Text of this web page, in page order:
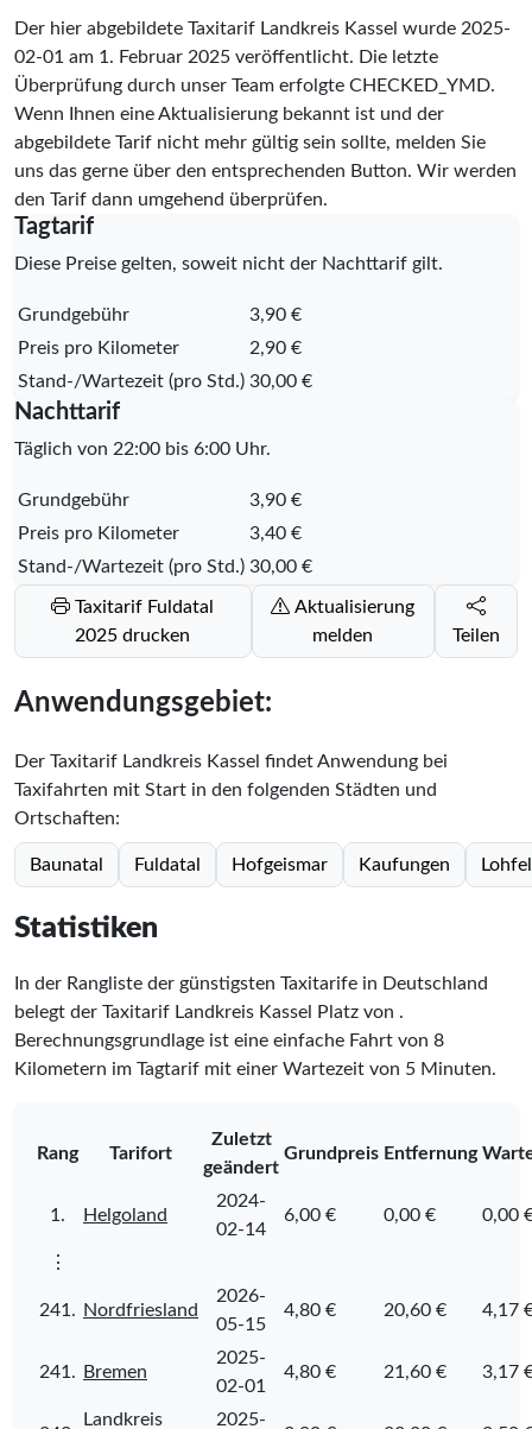
Der hier abgebildete Taxitarif Landkreis Kassel wurde 2025-
02-01 am 1. Februar 2025 veröffentlicht. Die letzte
Überprüfung durch unser Team erfolgte CHECKED_YMD.
Wenn Ihnen eine Aktualisierung bekannt ist und der
abgebildete Tarif nicht mehr gültig sein sollte, melden Sie
uns das gerne über den entsprechenden Button. Wir werden
den Tarif dann umgehend überprüfen.
Tagtarif
Diese Preise gelten, soweit nicht der Nachttarif gilt.
Grundgebühr
3,90 €
Preis pro Kilometer
2,90 €
Stand-/Wartezeit (pro Std.) 30,00 €
Nachttarif
Täglich von 22:00 bis 6:00 Uhr.
Grundgebühr
3,90 €
Preis pro Kilometer
3,40 €
Stand-/Wartezeit (pro Std.) 30,00 €
Taxitarif Fuldatal
2025 drucken
Aktualisierung
melden
Teilen
Anwendungsgebiet:
Der Taxitarif Landkreis Kassel findet Anwendung bei
Taxifahrten mit Start in den folgenden Städten und
Ortschaften:
Baunatal Fuldatal Hofgeismar Kaufungen
Statistiken
In der Rangliste der günstigsten Taxitarife in Deutschland
belegt der Taxitarif Landkreis Kassel Platz von .
Berechnungsgrundlage ist eine einfache Fahrt von 8
Kilometern im Tagtarif mit einer Wartezeit von 5 Minuten.
Rang Tarifort
Zuletzt
geändert
Grundpreis Entfernung
1. Helgoland
2024-
02-14
6,00 € 0,00 € 0,00
⋮
241. Nordfriesland
2026-
05-15
4,80 € 20,60 € 4,17
241. Bremen
2025-
02-01
4,80 € 21,60 € 3,17
Landkreis 2025-